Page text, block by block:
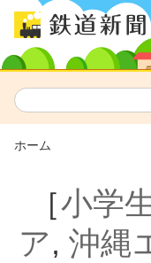
ホーム
［小学
ア, 沖縄